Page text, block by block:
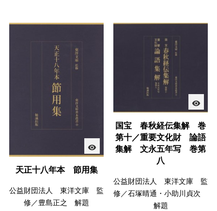
visibility
天正十八年本 節用集
公益財団法人 東洋文庫 監
修／豊島正之 解題
visibility
国宝 春秋経伝集解 巻
第十／重要文化財 論語
集解 文永五年写 巻第
八
公益財団法人 東洋文庫 監
修／石塚晴通・小助川貞次
解題